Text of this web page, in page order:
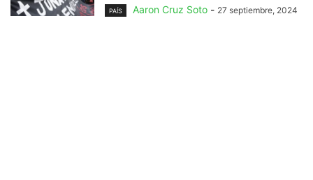
PAÍS Aaron Cruz Soto - 27 septiembre, 2024